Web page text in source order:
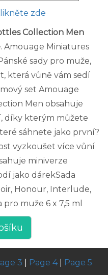
zde
Collection Men
. Amouage Miniatures
sady pro muže,
která vůně vám sedí
set Amouage
Men obsahuje
díky kterým můžete
sáhnete jako první?
vyzkoušet více vůní
miniverze
jako dárekSada
Honour, Interlude,
muže 6 x 7,5 ml
3 Page 4| Page 5